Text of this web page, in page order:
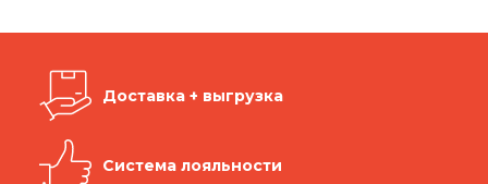
Доставка + выгрузка
Система лояльности